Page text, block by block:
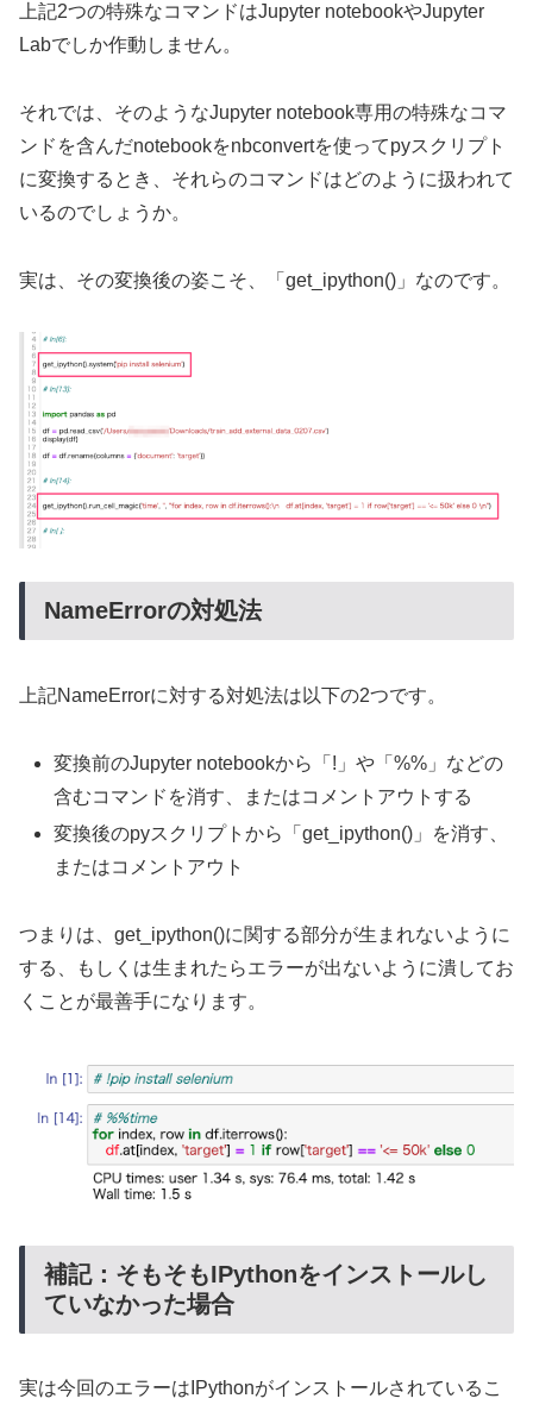
上記2つの特殊なコマンドはJupyter notebookやJupyter
Labでしか作動しません。
それでは、そのようなJupyter notebook専用の特殊なコマ
ンドを含んだnotebookをnbconvertを使ってpyスクリプト
に変換するとき、それらのコマンドはどのように扱われて
いるのでしょうか。
実は、その変換後の姿こそ、「get_ipython()」なのです。
NameErrorの対処法
上記NameErrorに対する対処法は以下の2つです。
変換前のJupyter notebookから「!」や「%%」などの
含むコマンドを消す、またはコメントアウトする
変換後のpyスクリプトから「get_ipython()」を消す、
またはコメントアウト
つまりは、get_ipython()に関する部分が生まれないように
する、もしくは生まれたらエラーが出ないように潰してお
くことが最善手になります。
補記：そもそもIPythonをインストールし
ていなかった場合
実は今回のエラーはIPythonがインストールされているこ